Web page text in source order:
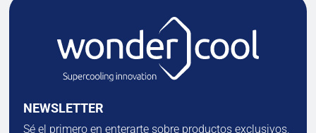
NEWSLETTER
Sé el primero en enterarte sobre productos exclusivos,